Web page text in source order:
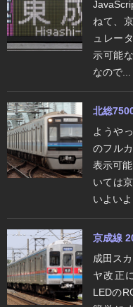
ねて、
ュレー
示可能
なので...
北総
ようや
のフル
表示可
いては
いよいよ
京成線
成田ス
ヤ改正
LEDの